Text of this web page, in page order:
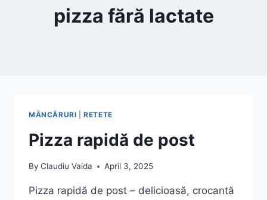
pizza fără lactate
MÂNCĂRURI |RETETE
Pizza rapidă de post
By Claudiu Vaida April 3, 2025
Pizza rapidă de post – delicioasă, crocantă